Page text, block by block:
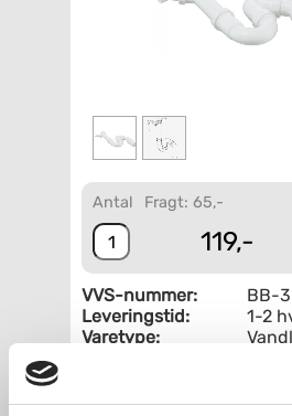
Antal Fragt: 65,-
119,-
VVS-nummer:
BB-
Leveringstid:
1-2
Varetype: